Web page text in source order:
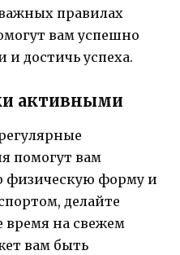
правилах
вам успешно
и достичь успеха.
активными
помогут вам
физическую форму и
делайте
время на свежем
вам быть